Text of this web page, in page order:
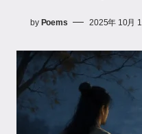
by Poems 2025年 10月